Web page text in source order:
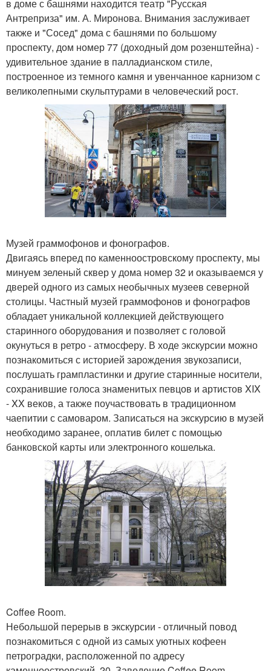
в доме с башнями находится театр "Русская
Антреприза" им. А. Миронова. Внимания заслуживает
также и "Сосед" дома с башнями по большому
проспекту, дом номер 77 (доходный дом розенштейна) -
удивительное здание в палладианском стиле,
построенное из темного камня и увенчанное карнизом с
великолепными скульптурами в человеческий рост.
Музей граммофонов и фонографов.
Двигаясь вперед по каменноостровскому проспекту, мы
минуем зеленый сквер у дома номер 32 и оказываемся у
дверей одного из самых необычных музеев северной
столицы. Частный музей граммофонов и фонографов
обладает уникальной коллекцией действующего
старинного оборудования и позволяет с головой
окунуться в ретро - атмосферу. В ходе экскурсии можно
познакомиться с историей зарождения звукозаписи,
послушать грампластинки и другие старинные носители,
сохранившие голоса знаменитых певцов и артистов XIX
- XX веков, а также поучаствовать в традиционном
чаепитии с самоваром. Записаться на экскурсию в музей
необходимо заранее, оплатив билет с помощью
банковской карты или электронного кошелька.
Coffee Room.
Небольшой перерыв в экскурсии - отличный повод
познакомиться с одной из самых уютных кофеен
петроградки, расположенной по адресу